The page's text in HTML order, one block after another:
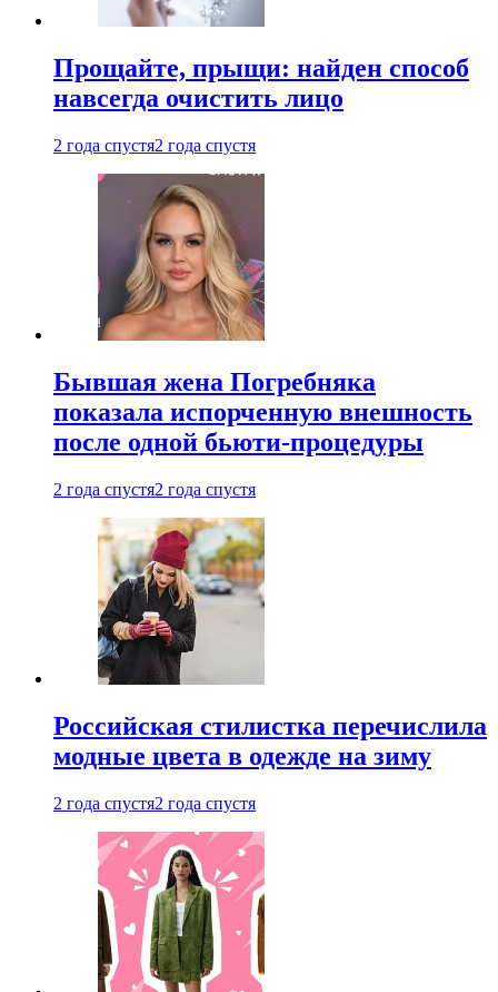
Прощайте, прыщи: найден способ
навсегда очистить лицо
2 года спустя2 года спустя
Бывшая жена Погребняка
показала испорченную внешность
после одной бьюти-процедуры
2 года спустя2 года спустя
Российская стилистка перечислила
модные цвета в одежде на зиму
2 года спустя2 года спустя